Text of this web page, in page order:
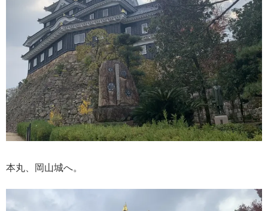
本丸、岡山城へ。